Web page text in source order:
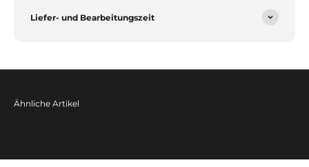
Liefer- und Bearbeitungszeit